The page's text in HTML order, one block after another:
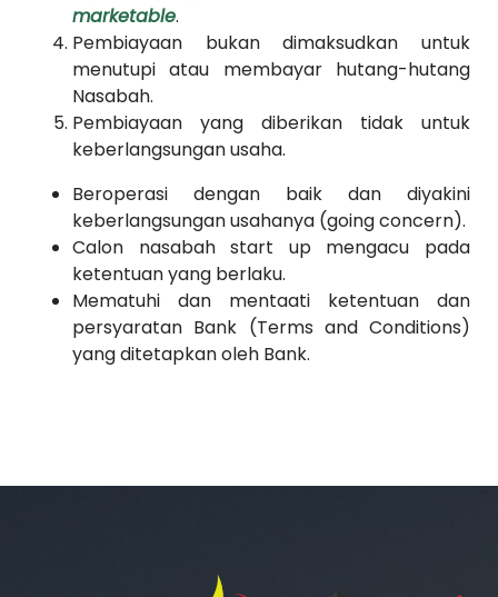
marketable.
Pembiayaan bukan dimaksudkan untuk
menutupi atau membayar hutang-hutang
Nasabah.
Pembiayaan yang diberikan tidak untuk
keberlangsungan usaha.
Beroperasi dengan baik dan diyakini
keberlangsungan usahanya (going concern).
Calon nasabah start up mengacu pada
ketentuan yang berlaku.
Mematuhi dan mentaati ketentuan dan
persyaratan Bank (Terms and Conditions)
yang ditetapkan oleh Bank.